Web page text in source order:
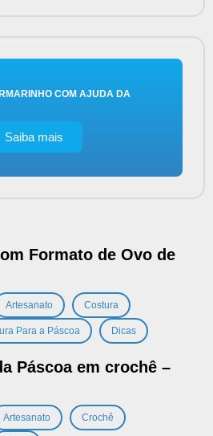
COM AJUDA DA
Saiba mais
Formato de Ovo de
Artesanato Costura
Para a Páscoa Dicas
Páscoa em crochê –
Artesanato Crochê